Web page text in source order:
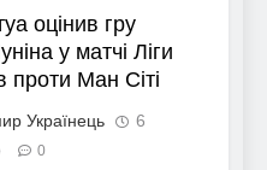
оцінив гру
у матчі Ліги
проти Ман Сіті
Українець
6
0